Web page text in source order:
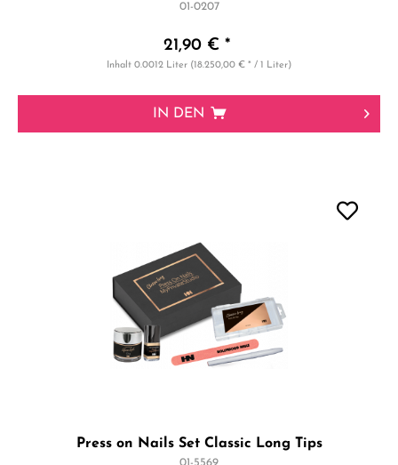
01-0207
21,90 € *
Inhalt0.0012 Liter (18.250,00 € * / 1 Liter)
IN DEN
Press on Nails Set Classic Long Tips
01-5569